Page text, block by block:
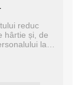
reduc
hârtie și, de
la
de